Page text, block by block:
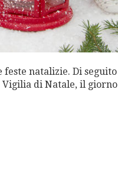
feste natalizie. Di seguito
di Natale, il giorno